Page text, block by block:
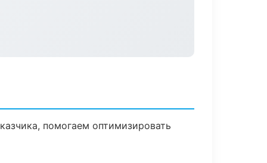
помогаем оптимизировать